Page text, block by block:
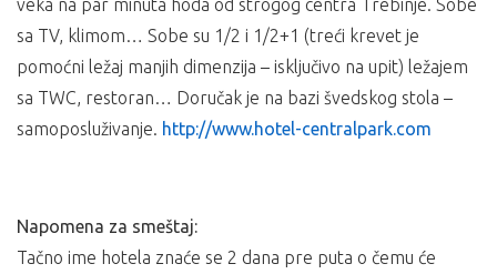
veka na par minuta hoda od strogog centra Trebinje. Sobe
sa TV, klimom… Sobe su 1/2 i 1/2+1 (treći krevet je
pomoćni ležaj manjih dimenzija – isključivo na upit) ležajem
sa TWC, restoran… Doručak je na bazi švedskog stola –
samoposluživanje. http://www.hotel-centralpark.com
Napomena za smeštaj:
Tačno ime hotela znaće se 2 dana pre puta o čemu će